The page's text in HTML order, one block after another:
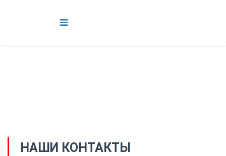
НАШИ КОНТАКТЫ